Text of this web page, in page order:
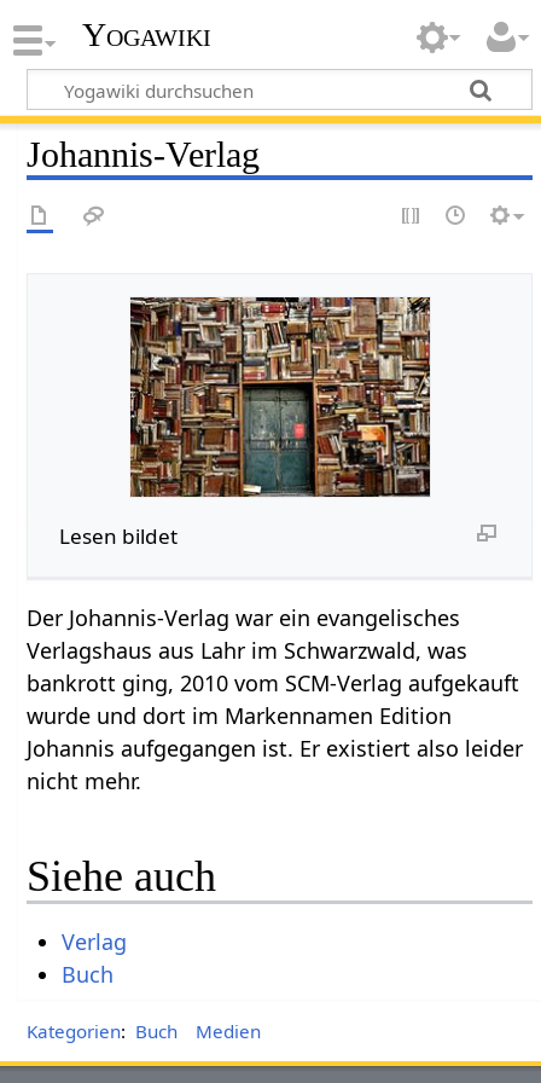
Yogawiki
Johannis-Verlag
Lesen bildet
Der Johannis-Verlag war ein evangelisches
Verlagshaus aus Lahr im Schwarzwald, was
bankrott ging, 2010 vom SCM-Verlag aufgekauft
wurde und dort im Markennamen Edition
Johannis aufgegangen ist. Er existiert also leider
nicht mehr.
Siehe auch
Verlag
Buch
Kategorien: Buch Medien